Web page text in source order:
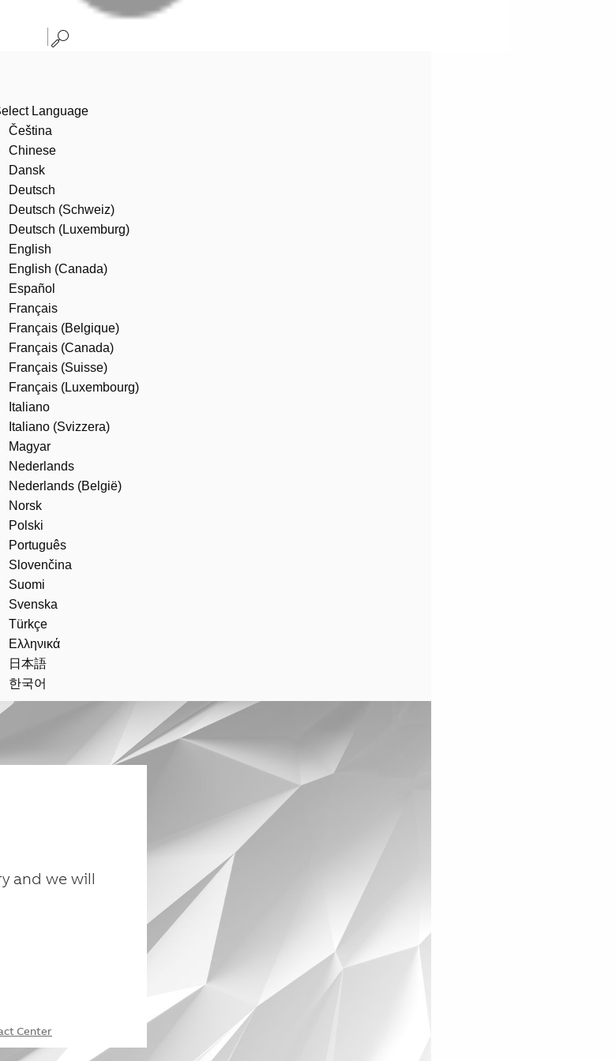
Language
Čeština
Chinese
Dansk
Deutsch
Deutsch (Schweiz)
Deutsch (Luxemburg)
English
English (Canada)
Español
Français
Français (Belgique)
Français (Canada)
Français (Suisse)
Français (Luxembourg)
Italiano
Italiano (Svizzera)
Magyar
Nederlands
Nederlands (België)
Norsk
Polski
Português
Slovenčina
Suomi
Svenska
Türkçe
Ελληνικά
日本語
한국어
and we will
Center